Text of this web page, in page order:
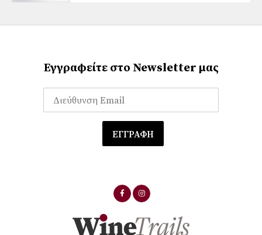
Εγγραφείτε στο Newsletter μας